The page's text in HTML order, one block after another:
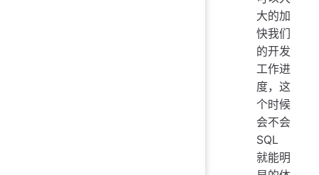
大的加
快我们
的开发
工作进
度，这
个时候
会不会
SQL
就能明